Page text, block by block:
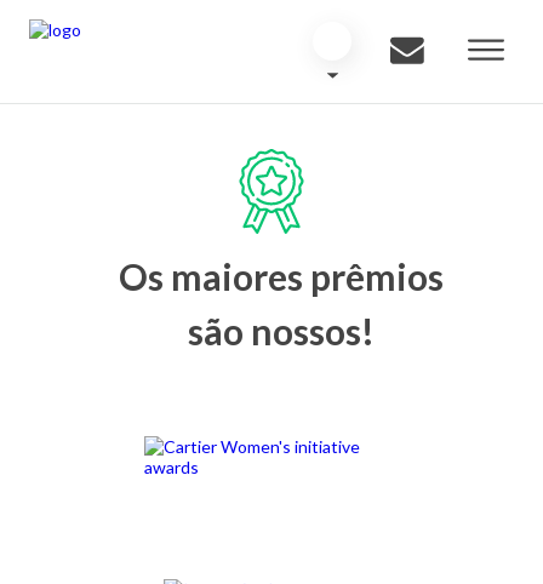
Os maiores prêmios
são nossos!